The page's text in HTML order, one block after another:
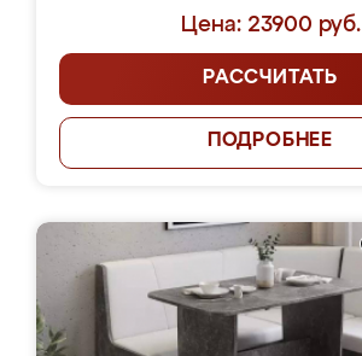
Цена: 23900 руб.
РАССЧИТАТЬ
ПОДРОБНЕЕ